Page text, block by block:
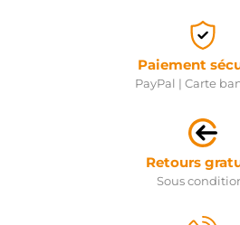
Paiement
PayPal | Carte
Retours
Sous